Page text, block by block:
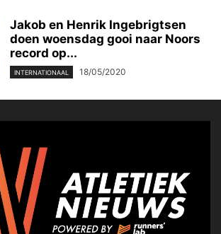
Jakob en Henrik Ingebrigtsen
doen woensdag gooi naar Noors
record op...
INTERNATIONAAL 18/05/2020